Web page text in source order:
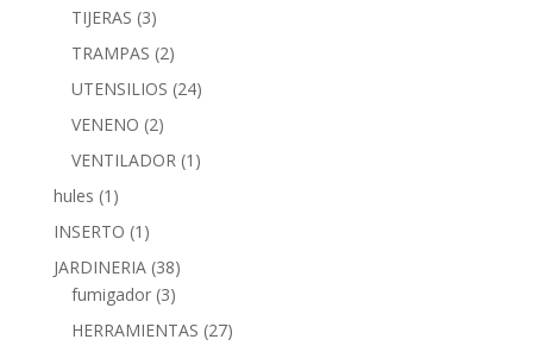
TIJERAS (3)
TRAMPAS (2)
UTENSILIOS (24)
VENENO (2)
VENTILADOR (1)
hules (1)
INSERTO (1)
JARDINERIA (38)
fumigador (3)
HERRAMIENTAS (27)